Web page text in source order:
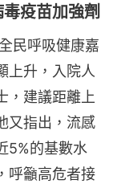
疫苗加強劑
民呼吸健康嘉
上升，入院人
，建議距離上
又指出，流感
5%的基數水
呼籲高危者接